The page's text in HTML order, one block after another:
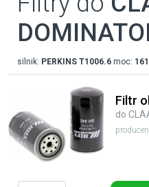
silnik: PERKINS T1006.6 moc:
Filtr
do